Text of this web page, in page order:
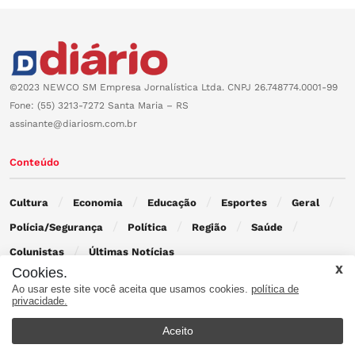
©2023 NEWCO SM Empresa Jornalística Ltda. CNPJ 26.748774.0001-99
Fone: (55) 3213-7272 Santa Maria – RS
assinante@diariosm.com.br
Conteúdo
Cultura Economia Educação Esportes Geral
Polícia/Segurança Política Região Saúde
Colunistas Últimas Notícias
Contato
Cookies.
Ao usar este site você aceita que usamos cookies. política de
privacidade.
Aceito